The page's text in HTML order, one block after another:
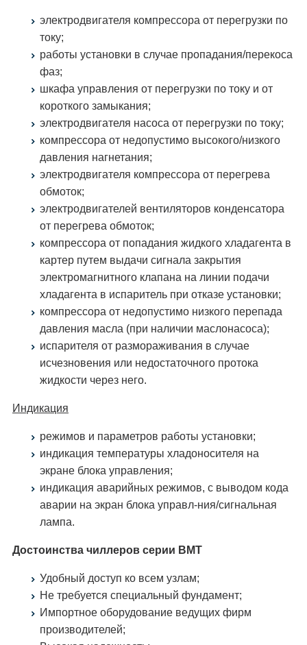
электродвигателя компрессора от перегрузки по
току;
работы установки в случае пропадания/перекоса
фаз;
шкафа управления от перегрузки по току и от
короткого замыкания;
электродвигателя насоса от перегрузки по току;
компрессора от недопустимо высокого/низкого
давления нагнетания;
электродвигателя компрессора от перегрева
обмоток;
электродвигателей вентиляторов конденсатора
от перегрева обмоток;
компрессора от попадания жидкого хладагента в
картер путем выдачи сигнала закрытия
электромагнитного клапана на линии подачи
хладагента в испаритель при отказе установки;
компрессора от недопустимо низкого перепада
давления масла (при наличии маслонасоса);
испарителя от размораживания в случае
исчезновения или недостаточного протока
жидкости через него.
Индикация
режимов и параметров работы установки;
индикация температуры хладоносителя на
экране блока управления;
индикация аварийных режимов, с выводом кода
аварии на экран блока управл-ния/сигнальная
лампа.
Достоинства чиллеров серии ВМТ
Удобный доступ ко всем узлам;
Не требуется специальный фундамент;
Импортное оборудование ведущих фирм
производителей;